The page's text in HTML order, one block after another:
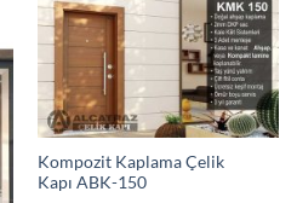
Kompozit Kaplama Çelik
Kapı ABK-150